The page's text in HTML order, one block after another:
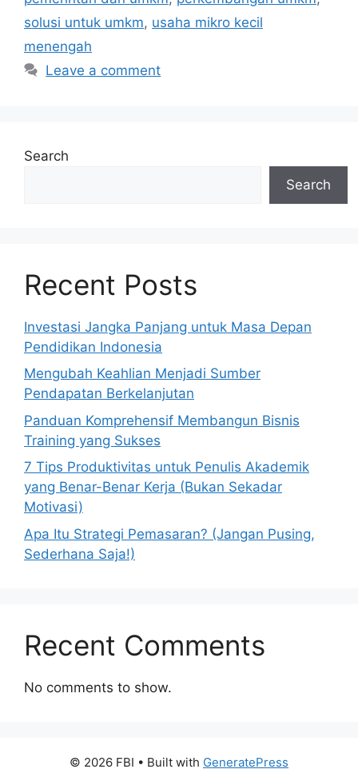
solusi untuk umkm, usaha mikro kecil
menengah
Leave a comment
Search
Search
Recent Posts
Investasi Jangka Panjang untuk Masa Depan
Pendidikan Indonesia
Mengubah Keahlian Menjadi Sumber
Pendapatan Berkelanjutan
Panduan Komprehensif Membangun Bisnis
Training yang Sukses
7 Tips Produktivitas untuk Penulis Akademik
yang Benar-Benar Kerja (Bukan Sekadar
Motivasi)
Apa Itu Strategi Pemasaran? (Jangan Pusing,
Sederhana Saja!)
Recent Comments
No comments to show.
© 2026 FBI • Built with GeneratePress